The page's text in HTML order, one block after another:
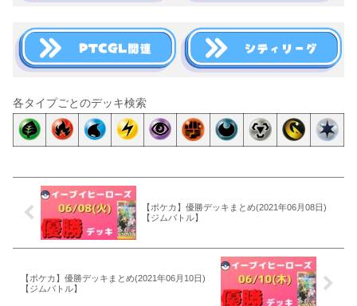
各タイプごとのデッキ検索
【ポケカ】優勝デッキまとめ(2021年06月08日)
【ジムバトル】
【ポケカ】優勝デッキまとめ(2021年06月10日)
【ジムバトル】